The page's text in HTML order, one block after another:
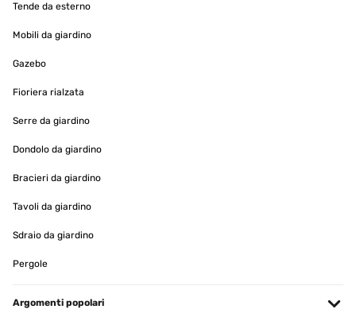
Tende da esterno
Mobili da giardino
Gazebo
Fioriera rialzata
Serre da giardino
Dondolo da giardino
Bracieri da giardino
Tavoli da giardino
Sdraio da giardino
Pergole
Argomenti popolari